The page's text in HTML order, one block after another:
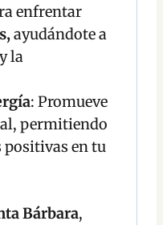
enfrentar
ayudándote a
la
: Promueve
permitiendo
positivas en tu
Bárbara,